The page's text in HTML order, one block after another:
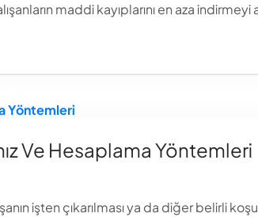
maddi kayıplarını en aza
Ve Hesaplama Yöntemleri
işten çıkarılması ya da diğer belirli